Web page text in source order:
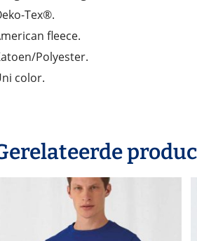
Tex®.
fleece.
Polyester.
color.